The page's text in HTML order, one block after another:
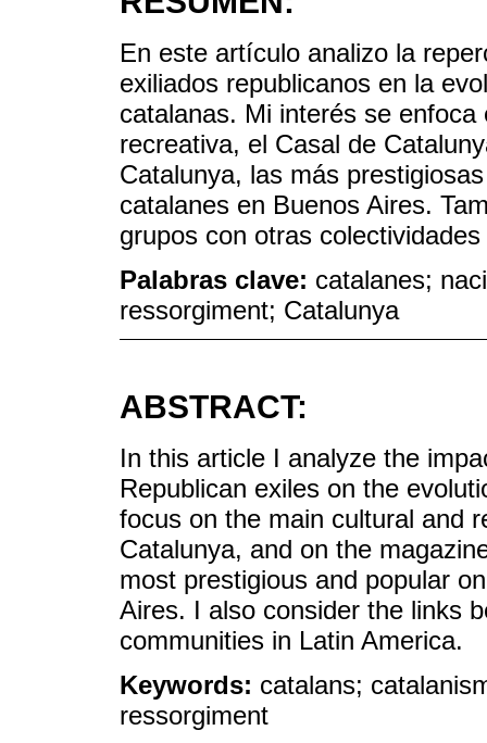
En este artículo analizo la
exiliados republicanos en la
catalanas. Mi interés se
recreativa, el Casal de
Catalunya, las más
catalanes en Buenos Aires.
grupos con otras
Palabras clave: catalanes;
ressorgiment; Catalunya
ABSTRACT:
In this article I analyze the
Republican exiles on the
focus on the main cultural and
Catalunya, and on the
most prestigious and popular
Aires. I also consider the links
communities in Latin America.
Keywords: catalans;
ressorgiment